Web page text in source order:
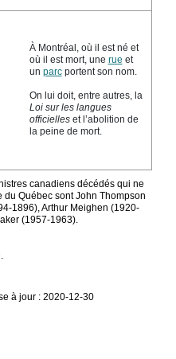
À Montréal, où il est né et
où il est mort, une rue et
un parcportent son nom.
On lui doit, entre autres, la
Loi sur les langues
officielleset l’abolition de
la peine de mort.
canadiens décédés qui ne
Québec sont John Thompson
1896), Arthur Meighen (1920-
(1957‑1963).
à jour : 2020-12-30